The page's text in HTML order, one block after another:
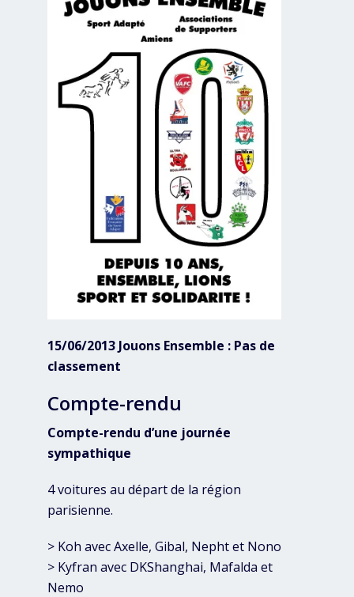
15/06/2013 Jouons Ensemble : Pas de
classement
Compte-rendu
Compte-rendu d’une journée
sympathique
4 voitures au départ de la région
parisienne.
> Koh avec Axelle, Gibal, Nepht et Nono
> Kyfran avec DKShanghai, Mafalda et
Nemo